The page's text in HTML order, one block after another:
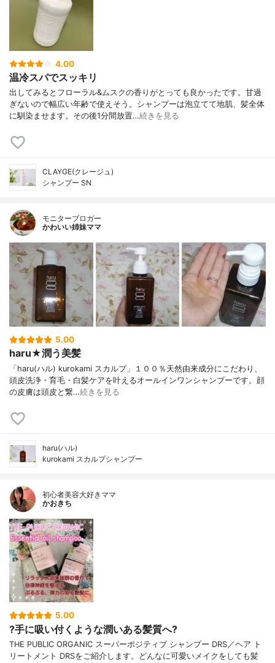
4.00
温冷スパでスッキリ
出してみるとフローラル&ムスクの香りがとっても良かったです。甘過
ぎないので幅広い年齢で使えそう。シャンプーは泡立てて地肌、髪全体
に馴染ませます。その後1分間放置…続きを見る
CLAYGE(クレージュ)
シャンプー SN
モニターブロガー
かわいい姉妹ママ
5.00
haru★潤う美髪
「haru(ハル) kurokami スカルプ」１００％天然由来成分にこだわり、
頭皮洗浄・育毛・白髪ケアを叶えるオールインワンシャンプーです。顔
の皮膚は頭皮と繋…続きを見る
haru(ハル)
kurokami スカルプシャンプー
初心者美容大好きママ
かおきち
5.00
?手に吸い付くような潤いある髪質へ?
THE PUBLIC ORGANIC スーパーポジティブ シャンプー DRS／ヘア ト
リートメント DRSをご紹介します。どんなに可愛いメイクをしても髪